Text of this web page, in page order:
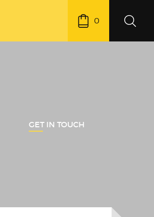
0
GET IN TOUCH